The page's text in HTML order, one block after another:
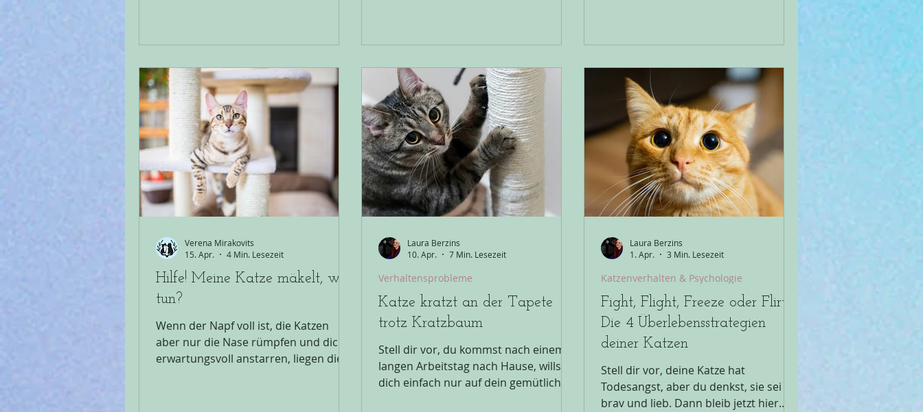
sinnvoll sind erhöhte Näpfe wirklich?
brauchen sie das? Katzen sind
Lauerjäger, die ihre Beute in der Natur
am Boden fressen. Ihr gesamter
Körper ist darauf ausgelegt, in einer
irgendwelche Tipps und Tricks aus,
kommen aber nicht zum gewünschten
Ergebnis und die Markiererei bleibt
weiterhin bestehen. Für viele
Menschen deshalb ein Grund ihre
Katzen ins Tierheim abzugeben, doch
Hilfe! Meine Katze mäkelt, was
tun?
Wenn der Napf voll ist, die Katzen
aber nur die Nase rümpfen und dich
erwartungsvoll anstarren, liegen die
Verena Mirakovits
15. Apr.
4 Min. Lesezeit
Katze kratzt an der Tapete
trotz Kratzbaum
Stell dir vor, du kommst nach einem
langen Arbeitstag nach Hause, willst
dich einfach nur auf dein gemütliches
Verhaltensprobleme
Laura Berzins
10. Apr.
7 Min. Lesezeit
Fight, Flight, Freeze oder Flirt:
Die 4 Überlebensstrategien
deiner Katzen
Stell dir vor, deine Katze hat
Todesangst, aber du denkst, sie sei so
brav und lieb. Dann bleib jetzt hier
Katzenverhalten & Psychologie
Laura Berzins
1. Apr.
3 Min. Lesezeit